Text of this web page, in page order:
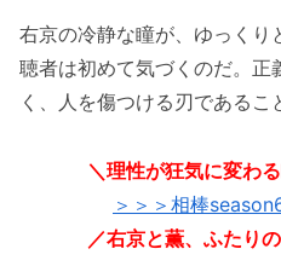
右京の冷静な瞳が、ゆっくり
聴者は初めて気づくのだ。正
く、人を傷つける刃であるこ
＼理性が狂気に変わ
＞＞＞相棒
／右京と薫、ふたり